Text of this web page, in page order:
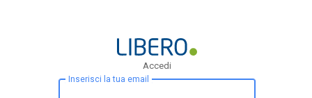
Accedi
Inserisci la tua email